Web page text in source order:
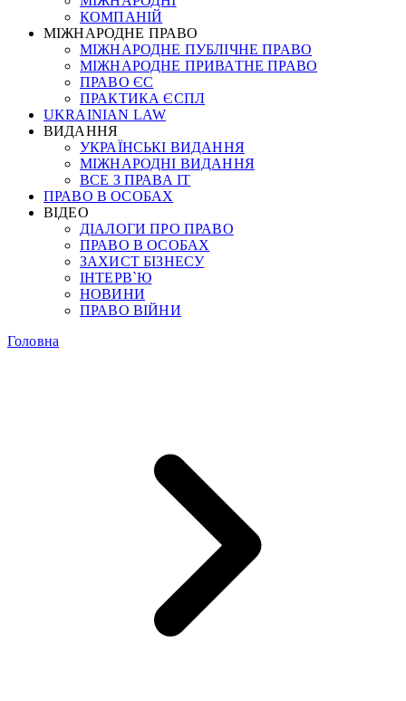
КОМПАНІЙ
МІЖНАРОДНЕ ПРАВО
МІЖНАРОДНЕ ПУБЛІЧНЕ ПРАВО
МІЖНАРОДНЕ ПРИВАТНЕ ПРАВО
ПРАВО ЄС
ПРАКТИКА ЄСПЛ
UKRAINIAN LAW
ВИДАННЯ
УКРАЇНСЬКІ ВИДАННЯ
МІЖНАРОДНІ ВИДАННЯ
ВСЕ З ПРАВА ІТ
ПРАВО В ОСОБАХ
ВІДЕО
ДІАЛОГИ ПРО ПРАВО
ПРАВО В ОСОБАХ
ЗАХИСТ БІЗНЕСУ
ІНТЕРВ`Ю
НОВИНИ
ПРАВО ВІЙНИ
Головна